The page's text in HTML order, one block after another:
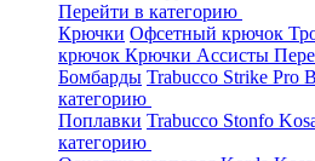
Перейти в категорию
Крючки Офсетный крючок
крючок Крючки Ассисты
Бомбарды Trabucco Strike Pro
категорию
Поплавки Trabucco Stonfo
категорию